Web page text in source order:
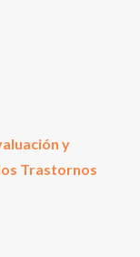
y
Trastornos